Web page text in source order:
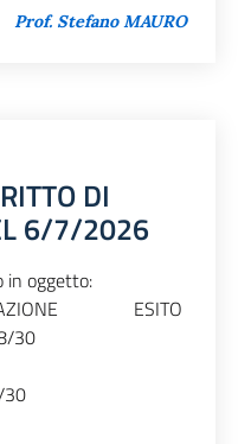
Prof. Stefano MAURO
DI
6/7/2026
in oggetto:
ESITO
18/30
6/30